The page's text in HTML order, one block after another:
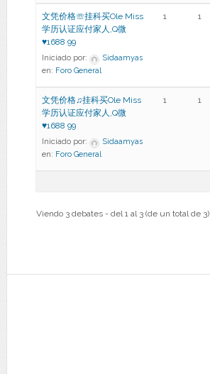
文凭价格☏挂科买Ole Miss
学历认证应付家人,Q微
♥1688 99
Iniciado por:
Sidaamyas
en: Foro General
1 1
文凭价格♫挂科买Ole Miss
学历认证应付家人,Q微
♥1688 99
Iniciado por:
Sidaamyas
en: Foro General
1 1
Viendo 3 debates - del 1 al 3 (de un total de 3)